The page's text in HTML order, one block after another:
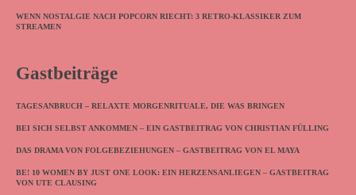
WENN NOSTALGIE NACH POPCORN RIECHT: 3 RETRO-KLASSIKER ZUM
STREAMEN
Gastbeiträge
TAGESANBRUCH – RELAXTE MORGENRITUALE, DIE WAS BRINGEN
BEI SICH SELBST ANKOMMEN – EIN GASTBEITRAG VON CHRISTIAN FÜLLING
DAS DRAMA VON FOLGEBEZIEHUNGEN – GASTBEITRAG VON EL MAYA
BE! 10 WOMEN BY JUST ONE LOOK: EIN HERZENSANLIEGEN – GASTBEITRAG
VON UTE CLAUSING